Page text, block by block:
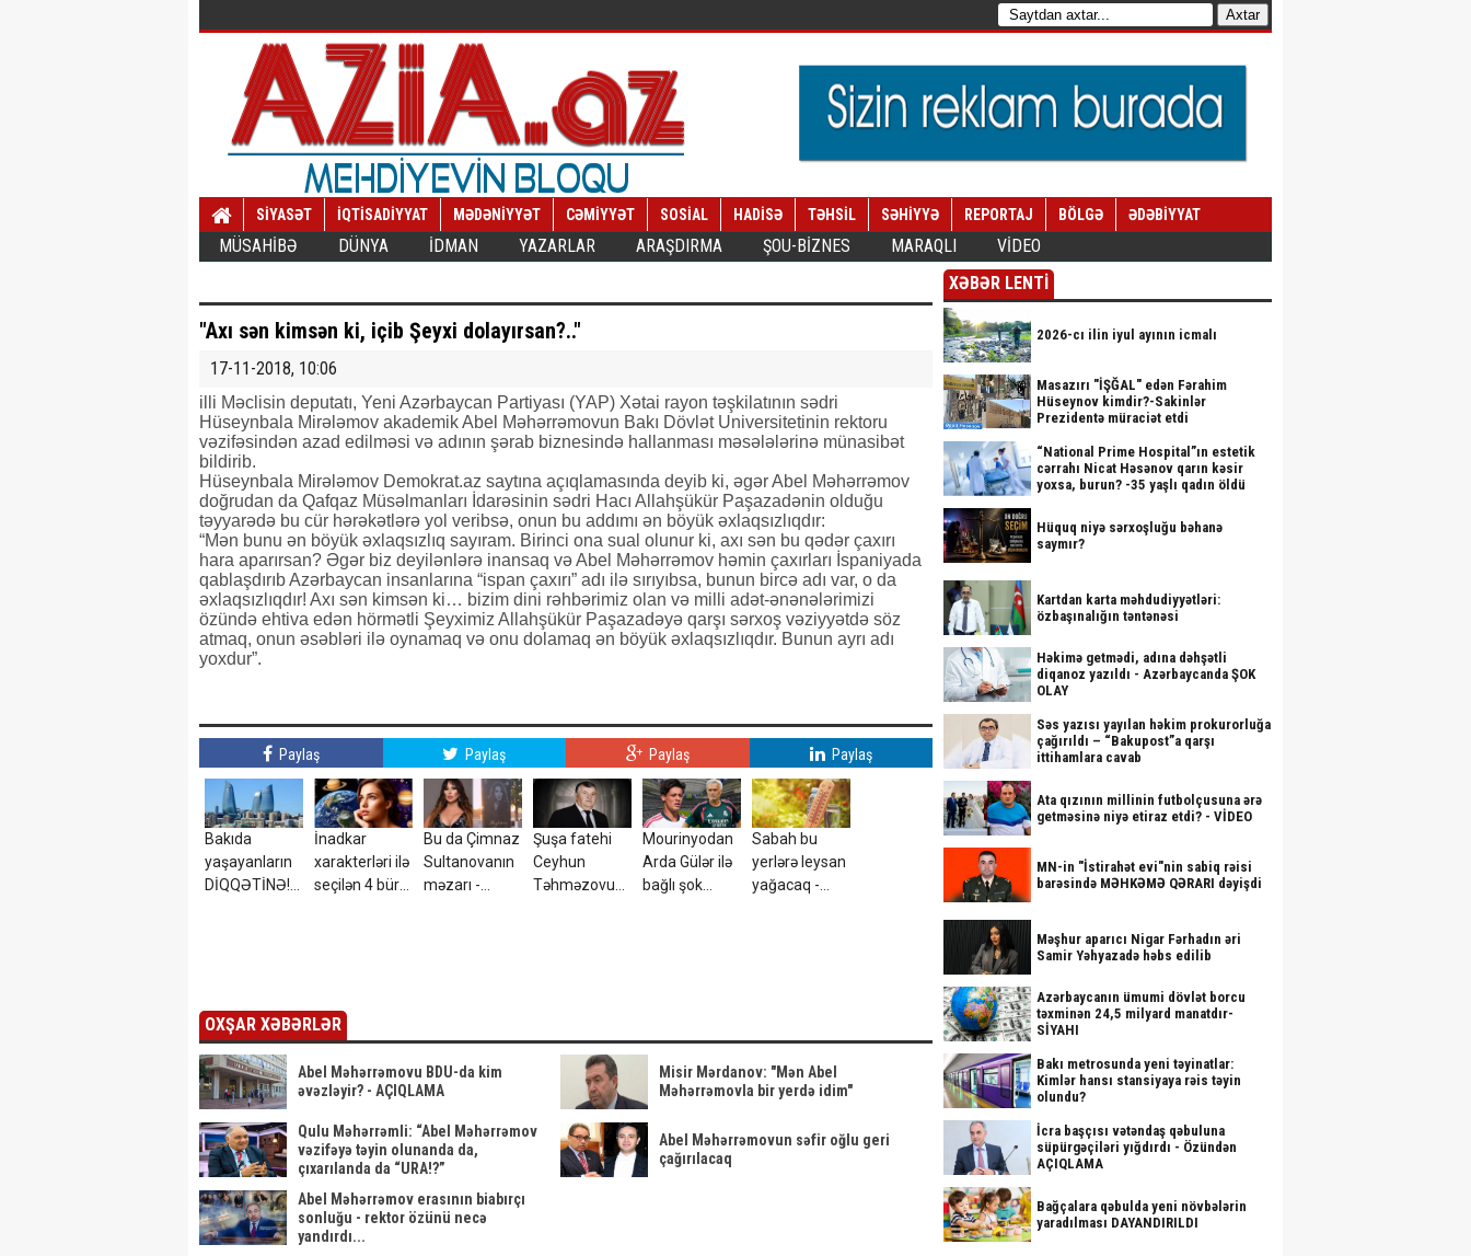
SİYASƏT İQTİSADİYYAT MƏDƏNİYYƏT CƏMİYYƏT SOSİAL HADİSƏ TƏHSİL SƏHİYYƏ REPORTAJ BÖLGƏ ƏDƏBİYYAT
MÜSAHİBƏ DÜNYA İDMAN YAZARLAR ARAŞDIRMA ŞOU-BİZNES MARAQLI VİDEO
"Axı sən kimsən ki, içib Şeyxi dolayırsan?.."
17-11-2018, 10:06
illi Məclisin deputatı, Yeni Azərbaycan Partiyası (YAP) Xətai rayon təşkilatının sədri
Hüseynbala Mirələmov akademik Abel Məhərrəmovun Bakı Dövlət Universitetinin rektoru
vəzifəsindən azad edilməsi və adının şərab biznesində hallanması məsələlərinə münasibət
bildirib.
Hüseynbala Mirələmov Demokrat.az saytına açıqlamasında deyib ki, əgər Abel Məhərrəmov
doğrudan da Qafqaz Müsəlmanları İdarəsinin sədri Hacı Allahşükür Paşazadənin olduğu
təyyarədə bu cür hərəkətlərə yol veribsə, onun bu addımı ən böyük əxlaqsızlıqdır:
“Mən bunu ən böyük əxlaqsızlıq sayıram. Birinci ona sual olunur ki, axı sən bu qədər çaxırı
hara aparırsan? Əgər biz deyilənlərə inansaq və Abel Məhərrəmov həmin çaxırları İspaniyada
qablaşdırıb Azərbaycan insanlarına “ispan çaxırı” adı ilə sırıyıbsa, bunun bircə adı var, o da
əxlaqsızlıqdır! Axı sən kimsən ki… bizim dini rəhbərimiz olan və milli adət-ənənələrimizi
özündə ehtiva edən hörmətli Şeyximiz Allahşükür Paşazadəyə qarşı sərxoş vəziyyətdə söz
atmaq, onun əsəbləri ilə oynamaq və onu dolamaq ən böyük əxlaqsızlıqdır. Bunun ayrı adı
yoxdur”.
Paylaş Paylaş Paylaş Paylaş
Bakıda
yaşayanların
DİQQƏTİNƏ!7
İnadkar
xarakterləri ilə
seçilən 4 bürc:
Bu da Çimnaz
Sultanovanın
məzarı -
Şuşa fatehi
Ceyhun
Təhməzovun
Mourinyodan
Arda Gülər ilə
bağlı şok
Sabah bu
yerlərə leysan
yağacaq -
OXŞAR XƏBƏRLƏR
Abel Məhərrəmovu BDU-da kim
əvəzləyir? - AÇIQLAMA
Misir Mərdanov: "Mən Abel
Məhərrəmovla bir yerdə idim"
Qulu Məhərrəmli: “Abel Məhərrəmov
vəzifəyə təyin olunanda da,
çıxarılanda da “URA!?”
Abel Məhərrəmovun səfir oğlu geri
çağırılacaq
Abel Məhərrəmov erasının biabırçı
sonluğu - rektor özünü necə
yandırdı...
XƏBƏR LENTİ
2026-cı ilin iyul ayının icmalı
Masazırı "İŞĞAL" edən Fərahim
Hüseynov kimdir?-Sakinlər
Prezidentə müraciət etdi
“National Prime Hospital”ın estetik
cərrahı Nicat Həsənov qarın kəsir
yoxsa, burun? -35 yaşlı qadın öldü
Hüquq niyə sərxoşluğu bəhanə
saymır?
Kartdan karta məhdudiyyətləri:
özbaşınalığın təntənəsi
Həkimə getmədi, adına dəhşətli
diqanoz yazıldı - Azərbaycanda ŞOK
OLAY
Səs yazısı yayılan həkim prokurorluğa
çağırıldı – “Bakupost”a qarşı
ittihamlara cavab
Ata qızının millinin futbolçusuna ərə
getməsinə niyə etiraz etdi? - VİDEO
MN-in "İstirahət evi"nin sabiq rəisi
barəsində MƏHKƏMƏ QƏRARI dəyişdi
Məşhur aparıcı Nigar Fərhadın əri
Samir Yəhyazadə həbs edilib
Azərbaycanın ümumi dövlət borcu
təxminən 24,5 milyard manatdır-
SİYAHI
Bakı metrosunda yeni təyinatlar:
Kimlər hansı stansiyaya rəis təyin
olundu?
İcra başçısı vətəndaş qəbuluna
süpürgəçiləri yığdırdı - Özündən
AÇIQLAMA
Bağçalara qəbulda yeni növbələrin
yaradılması DAYANDIRILDI